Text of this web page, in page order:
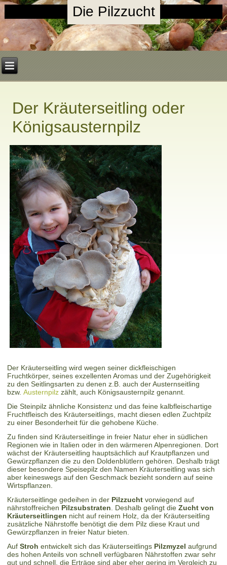
Die Pilzzucht
Der Kräuterseitling oder
Königsausternpilz
Der Kräuterseitling wird wegen seiner dickfleischigen
Fruchtkörper, seines exzellenten Aromas und der Zugehörigkeit
zu den Seitlingsarten zu denen z.B. auch der Austernseitling
bzw.Austernpilz zählt, auch Königsausternpilz genannt.
Die Steinpilz ähnliche Konsistenz und das feine kalbfleischartige
Fruchtfleisch des Kräuterseitlings, macht diesen edlen Zuchtpilz
zu einer Besonderheit für die gehobene Küche.
Zu finden sind Kräuterseitlinge in freier Natur eher in südlichen
Regionen wie in Italien oder in den wärmeren Alpenregionen. Dort
wächst der Kräuterseitling hauptsächlich auf Krautpflanzen und
Gewürzpflanzen die zu den Doldenblütlern gehören. Deshalb trägt
dieser besondere Speisepilz den Namen Kräuterseitling was sich
aber keineswegs auf den Geschmack bezieht sondern auf seine
Wirtspflanzen.
Kräuterseitlinge gedeihen in der Pilzzucht vorwiegend auf
nährstoffreichen Pilzsubstraten . Deshalb gelingt dieZucht von
Kräuterseitlingen nicht auf reinem Holz, da der Kräuterseitling
zusätzliche Nährstoffe benötigt die dem Pilz diese Kraut und
Gewürzpflanzen in freier Natur bieten.
AufStroh entwickelt sich das Kräuterseitlings Pilzmyzel aufgrund
des hohen Anteils von schnell verfügbaren Nährstoffen zwar sehr
gut und schnell, die Erträge sind aber eher gering im Vergleich zu